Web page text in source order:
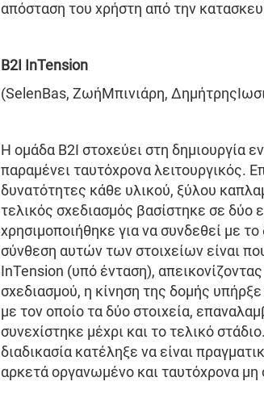
απόσταση του χρήστη από την
B2I
InTension
(SelenBas, ΖωήΜπινιάρη,
Η ομάδα B2I στοχεύει στη δημιουργία
παραμένει ταυτόχρονα λειτουργικός.
δυνατότητες κάθε υλικού, ξύλου
τελικός σχεδιασμός βασίστηκε σε δύο
χρησιμοποιήθηκε για να συνδεθεί με
σύνθεση αυτών των στοιχείων είναι
InTension (υπό ένταση),
σχεδιασμού, η κίνηση της δομής
με τον οποίο τα δύο στοιχεία,
συνεχίστηκε μέχρι και το τελικό
διαδικασία κατέληξε να είναι
αρκετά οργανωμένο και ταυτόχρονα μη